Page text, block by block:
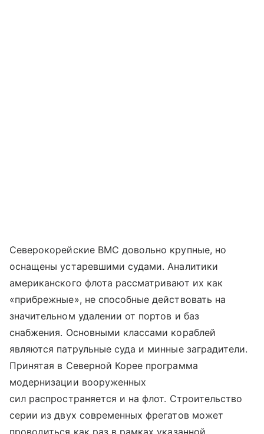
Северокорейские ВМС довольно крупные, но
оснащены устаревшими судами. Аналитики
американского флота рассматривают их как
«прибрежные», не способные действовать на
значительном удалении от портов и баз
снабжения. Основными классами кораблей
являются патрульные суда и минные заградители.
Принятая в Северной Корее программа
модернизации вооруженных
сил распространяется и на флот. Строительство
серии из двух современных фрегатов может